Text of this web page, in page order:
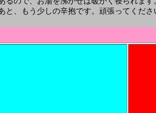
と、もう少しの辛抱です。頑張ってくださ